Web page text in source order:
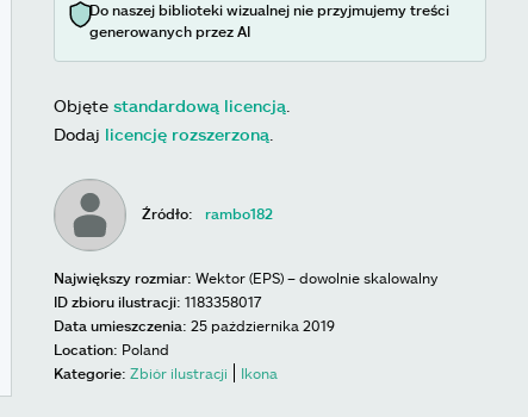
Do naszej biblioteki wizualnej nie przyjmujemy treści
generowanych przez AI
Objęte standardową licencją
Dodaj licencję rozszerzoną
Źródło: rambo182
Największy rozmiar: Wektor (EPS) – dowolnie skalowalny
ID zbioru ilustracji: 1183358017
Data umieszczenia: 25 października 2019
Location: Poland
Kategorie: Zbiór ilustracji Ikona